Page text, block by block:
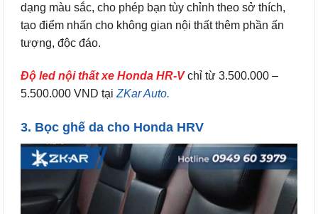
dạng màu sắc, cho phép bạn tùy chỉnh theo sở thích,
tạo điểm nhấn cho không gian nội thất thêm phần ấn
tượng, độc đáo.
Độ led nội thất xe Honda HR-Vchỉ từ 3.500.000 –
5.500.000 VND tại ZKar Auto.
3. Bọc ghế da cho Honda HRV